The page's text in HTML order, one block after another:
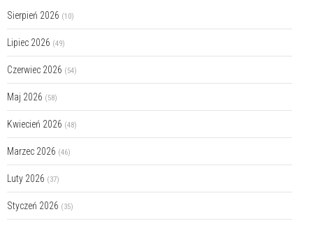
Sierpień 2026 (10)
Lipiec 2026 (49)
Czerwiec 2026 (54)
Maj 2026 (58)
Kwiecień 2026 (48)
Marzec 2026 (46)
Luty 2026 (37)
Styczeń 2026 (35)